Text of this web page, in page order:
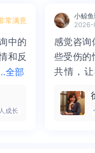
群体，他们有一个很
们会发展其它感官，
，去理解他，去感受
常满意
全部
中的
和反
量。
走，
中的
和反
的那
然不
我很
成长
小鲸
感觉咨询
些受伤的
共情，
一部分
而且当
感觉咨询
些受伤的
共情，让
处理的
询师准